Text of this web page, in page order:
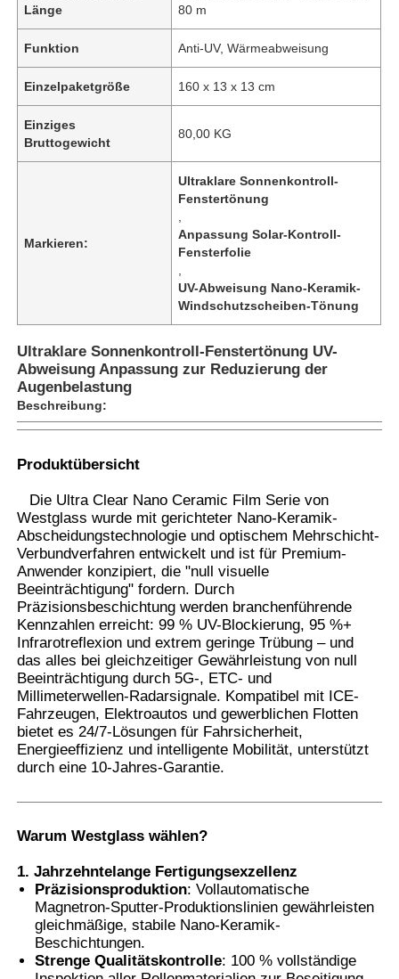
Startseite
Produkte
Über uns
Fabrik Tour
Qualitätskontrolle
Kontakt
Nachrichten
Referenzen
Auto-Farben-Schutz-Film
Länge
80 m
Funktion Anti-UV, Wärmeabweisung
Einzelpaketgröße 160 x 13 x 13 cm
Einziges
Bruttogewicht
80,00 KG
Markieren:
Ultraklare Sonnenkontroll-
Fenstertönung
Anpassung Solar-Kontroll-
Fensterfolie
UV-Abweisung Nano-Keramik-
Windschutzscheiben-Tönung
Ultraklare Sonnenkontroll-Fenstertönung UV-
Abweisung Anpassung zur Reduzierung der
Augenbelastung
Beschreibung:
Produktübersicht
Die Ultra Clear Nano Ceramic Film Serie von
Westglass wurde mit gerichteter Nano-Keramik-
Abscheidungstechnologie und optischem Mehrschicht-
Verbundverfahren entwickelt und ist für Premium-
Anwender konzipiert, die "null visuelle
Beeinträchtigung" fordern. Durch
Präzisionsbeschichtung werden branchenführende
Kennzahlen erreicht: 99 % UV-Blockierung, 95 %+
Infrarotreflexion und extrem geringe Trübung – und
das alles bei gleichzeitiger Gewährleistung von null
Beeinträchtigung durch 5G-, ETC- und
Millimeterwellen-Radarsignale. Kompatibel mit ICE-
Fahrzeugen, Elektroautos und gewerblichen Flotten
bietet es 24/7-Lösungen für Fahrsicherheit,
Energieeffizienz und intelligente Mobilität, unterstützt
durch eine 10-Jahres-Garantie.
Warum Westglass wählen?
1. Jahrzehntelange Fertigungsexzellenz
Präzisionsproduktion: Vollautomatische
Magnetron-Sputter-Produktionslinien gewährleisten
gleichmäßige, stabile Nano-Keramik-
Beschichtungen.
Strenge Qualitätskontrolle: 100 % vollständige